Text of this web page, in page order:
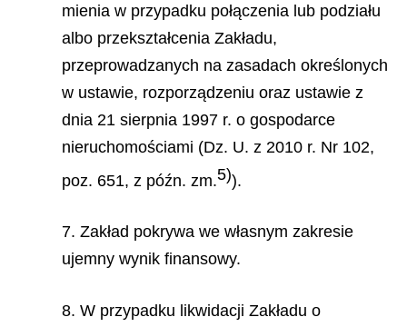
mienia w przypadku połączenia lub podziału
albo przekształcenia Zakładu,
przeprowadzanych na zasadach określonych
w ustawie, rozporządzeniu oraz ustawie z
dnia 21 sierpnia 1997 r. o gospodarce
nieruchomościami (Dz. U. z 2010 r. Nr 102,
poz. 651, z późn. zm.5)).
7. Zakład pokrywa we własnym zakresie
ujemny wynik finansowy.
8. W przypadku likwidacji Zakładu o